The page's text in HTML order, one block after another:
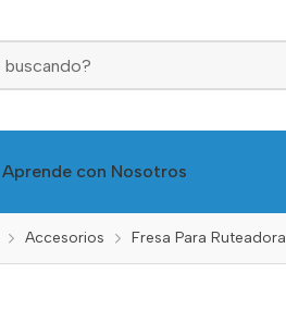
Aprende con Nosotros
Accesorios Fresa Para Ruteadora